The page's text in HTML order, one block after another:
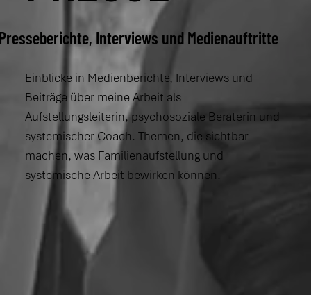
Interviews und Medienauftritte
Einblicke in Medienberichte, Interviews und
Beiträge über meine Arbeit als
Aufstellungsleiterin, psychosoziale Beraterin und
systemischer Coach. Themen, die sichtbar
machen, was Familienaufstellung und
systemische Arbeit bewirken können.